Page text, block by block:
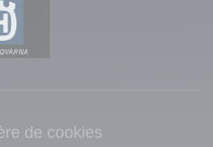
de cookies